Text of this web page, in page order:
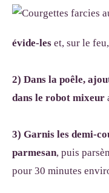
évide-les et, sur le feu,
2) Dans la poêle,
dans le robot mixeur
3) Garnis les demi-
parmesan, puis
pour 30 minutes